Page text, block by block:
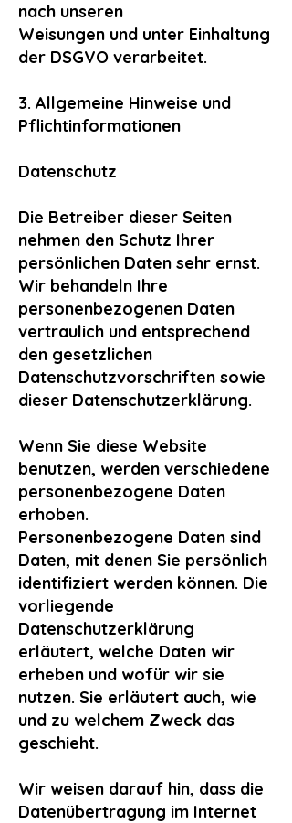
nach unseren
Weisungen und unter Einhaltung
der DSGVO verarbeitet.
3. Allgemeine Hinweise und
Pflichtinformationen
Datenschutz
Die Betreiber dieser Seiten
nehmen den Schutz Ihrer
persönlichen Daten sehr ernst.
Wir behandeln Ihre
personenbezogenen Daten
vertraulich und entsprechend
den gesetzlichen
Datenschutzvorschriften sowie
dieser Datenschutzerklärung.
Wenn Sie diese Website
benutzen, werden verschiedene
personenbezogene Daten
erhoben.
Personenbezogene Daten sind
Daten, mit denen Sie persönlich
identifiziert werden können. Die
vorliegende
Datenschutzerklärung
erläutert, welche Daten wir
erheben und wofür wir sie
nutzen. Sie erläutert auch, wie
und zu welchem Zweck das
geschieht.
Wir weisen darauf hin, dass die
Datenübertragung im Internet